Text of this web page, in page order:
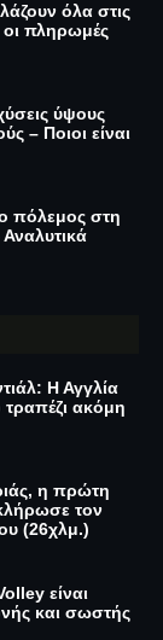
όλα στις
οι πληρωμές
ύψους
– Ποιοι είναι
πόλεμος στη
Αναλυτικά
Η Αγγλία
τραπέζι ακόμη
η πρώτη
τον
(26χλμ.)
είναι
και σωστής